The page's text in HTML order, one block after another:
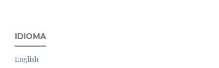
IDIOMA
English